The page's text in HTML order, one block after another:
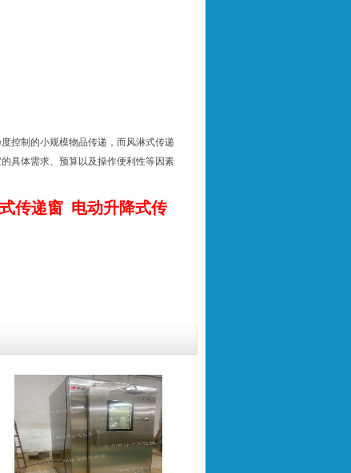
控制的小规模物品传递，而风淋式传递
具体需求、预算以及操作便利性等因素
传递窗 电动升降式传